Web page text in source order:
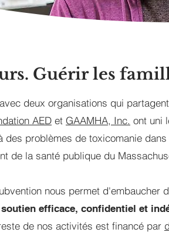
Guérir les
deux organisations qui
AED et GAAMHA, Inc. ont uni
des problèmes de toxicomanie
de la santé publique du
nous permet d'embaucher
efficace, confidentiel et
de nos activités est financé par